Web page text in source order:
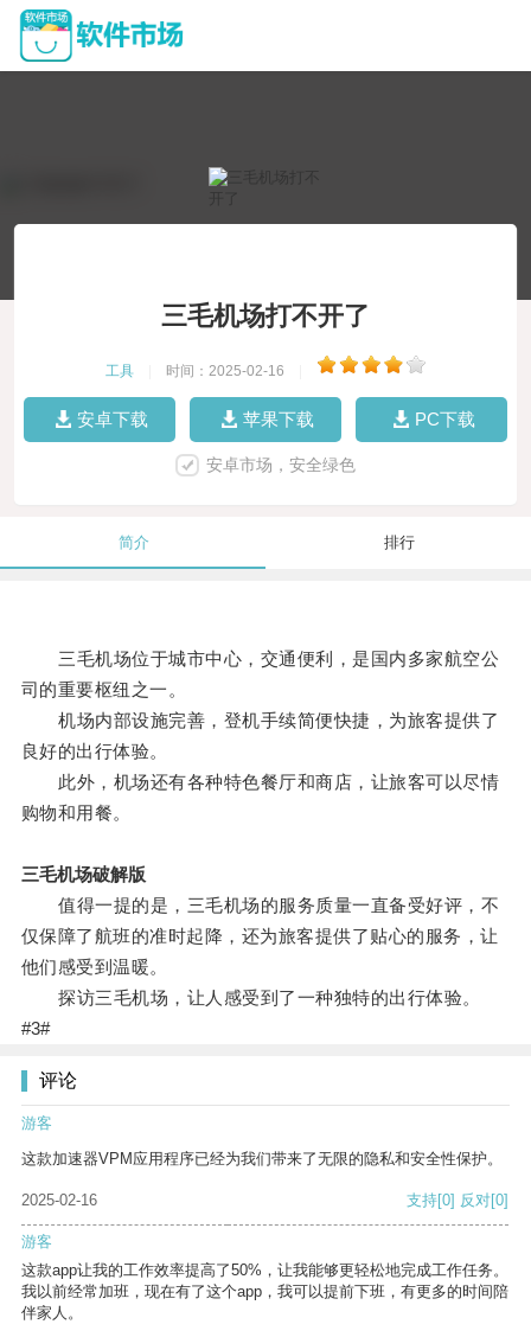
三毛机场打不开了
工具 时间：2025-02-16
安卓下载 苹果下载 PC下载
安卓市场，安全绿色
简介 排行
三毛机场位于城市中心，交通便利，是国内多家航空公
司的重要枢纽之一。
机场内部设施完善，登机手续简便快捷，为旅客提供了
良好的出行体验。
此外，机场还有各种特色餐厅和商店，让旅客可以尽情
购物和用餐。
三毛机场破解版
值得一提的是，三毛机场的服务质量一直备受好评，不
仅保障了航班的准时起降，还为旅客提供了贴心的服务，让
他们感受到温暖。
探访三毛机场，让人感受到了一种独特的出行体验。
#3#
评论
游客
这款加速器VPM应用程序已经为我们带来了无限的隐私和安全性保护。
2025-02-16 支持[0] 反对[0]
游客
这款app让我的工作效率提高了50%，让我能够更轻松地完成工作任务。
我以前经常加班，现在有了这个app，我可以提前下班，有更多的时间陪
伴家人。